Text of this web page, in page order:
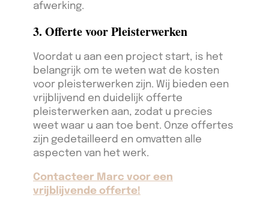
afwerking.
3. Offerte voor Pleisterwerken
Voordat u aan een project start, is het
belangrijk om te weten wat de kosten
voor pleisterwerken zijn. Wij bieden een
vrijblijvend en duidelijk offerte
pleisterwerken aan, zodat u precies
weet waar u aan toe bent. Onze offertes
zijn gedetailleerd en omvatten alle
aspecten van het werk.
Contacteer Marc voor een
vrijblijvende offerte!